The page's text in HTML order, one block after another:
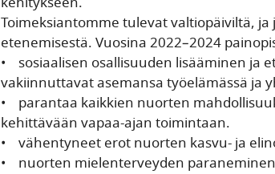
Toimeksiantomme tulevat valtiopäiviltä,
etenemisestä. Vuosina 2022–2024
• sosiaalisen osallisuuden lisääminen ja
vakiinnuttavat asemansa työelämässä ja
• parantaa kaikkien nuorten
kehittävään vapaa-ajan toimintaan.
• vähentyneet erot nuorten kasvu- ja
• nuorten mielenterveyden